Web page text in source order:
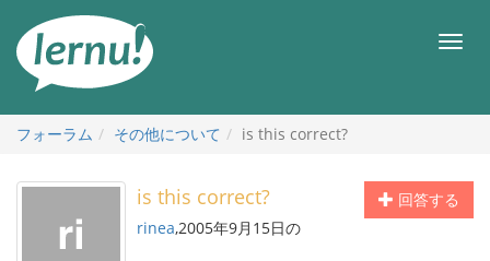
メ
フォーラム
その他について is this correct?
回答する
is this correct?
rinea,2005年9月15日の